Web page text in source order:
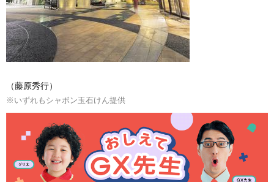
（藤原秀行）
※いずれもシャボン玉石けん提供